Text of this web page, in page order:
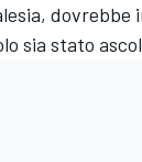
dovrebbe
sia stato